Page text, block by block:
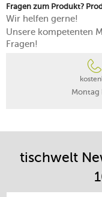
Fragen zum Produkt?
Wir helfen gerne!
Unsere kompetenten
Fragen!
Montag
tischwelt